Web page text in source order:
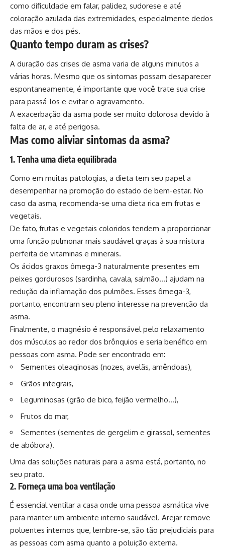
como dificuldade em falar, palidez, sudorese e até
coloração azulada das extremidades, especialmente dedos
das mãos e dos pés.
Quanto tempo duram as crises?
A duração das crises de asma varia de alguns minutos a
várias horas. Mesmo que os sintomas possam desaparecer
espontaneamente, é importante que você trate sua crise
para passá-los e evitar o agravamento.
A exacerbação da asma pode ser muito dolorosa devido à
falta de ar, e até perigosa.
Mas como aliviar sintomas da asma?
1. Tenha uma dieta equilibrada
Como em muitas patologias, a dieta tem seu papel a
desempenhar na promoção do estado de bem-estar. No
caso da asma, recomenda-se uma dieta rica em frutas e
vegetais.
De fato, frutas e vegetais coloridos tendem a proporcionar
uma função pulmonar mais saudável graças à sua mistura
perfeita de vitaminas e minerais.
Os ácidos graxos ômega-3 naturalmente presentes em
peixes gordurosos (sardinha, cavala, salmão…) ajudam na
redução da inflamação dos pulmões. Esses ômega-3,
portanto, encontram seu pleno interesse na prevenção da
asma.
Finalmente, o magnésio é responsável pelo relaxamento
dos músculos ao redor dos brônquios e seria benéfico em
pessoas com asma. Pode ser encontrado em:
Sementes oleaginosas (nozes, avelãs, amêndoas),
Grãos integrais,
Leguminosas (grão de bico, feijão vermelho…),
Frutos do mar,
Sementes (sementes de gergelim e girassol, sementes
de abóbora).
Uma das soluções naturais para a asma está, portanto, no
seu prato.
2. Forneça uma boa ventilação
É essencial ventilar a casa onde uma pessoa asmática vive
para manter um ambiente interno saudável. Arejar remove
poluentes internos que, lembre-se, são tão prejudiciais para
as pessoas com asma quanto a poluição externa.